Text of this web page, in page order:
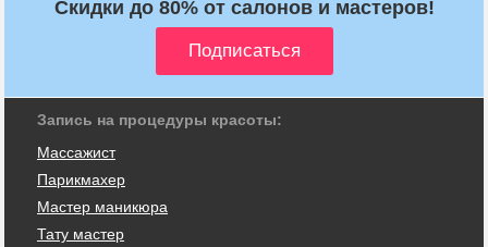
Скидки до 80% от салонов и мастеров!
Запись на процедуры красоты:
Массажист
Парикмахер
Мастер маникюра
Тату мастер